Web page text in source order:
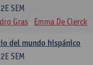
2E SEM
Gras Emma De Clerck
del mundo hispánico
2E SEM